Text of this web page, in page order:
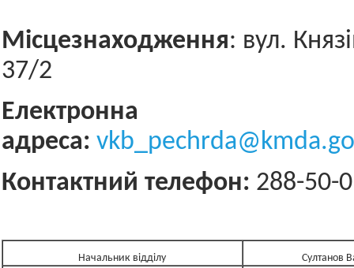
Місцезнаходження: вул.
37/2
Електронна
адреса:
Контактний телефон: 288-50-
Начальник відділу Султанов